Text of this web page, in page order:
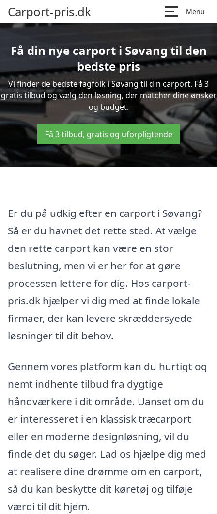
Carport-pris.dk Menu
Få din nye carport i Søvang til den
bedste pris
Vi finder de bedste fagfolk i Søvang til din carport. Få 3
gratis tilbud og vælg den løsning, der matcher dine ønsker
og budget.
Få 3 tilbud, gratis og uforpligtende
Er du på udkig efter en carport i Søvang?
Så er du havnet det rette sted. At vælge
den rette carport kan være en stor
beslutning, men vi er her for at gøre
processen lettere for dig. Hos carport-
pris.dk hjælper vi dig med at finde lokale
firmaer, der kan levere skræddersyede
løsninger til dit behov.
Gennem vores platform kan du hurtigt og
nemt indhente tilbud fra dygtige
håndværkere i dit område. Uanset om du
er interesseret i en klassisk træcarport
eller en moderne designløsning, vil du
finde det du søger. Lad os hjælpe dig med
at realisere dine drømme om en carport,
så du kan beskytte dit køretøj og tilføje
værdi til dit hjem.